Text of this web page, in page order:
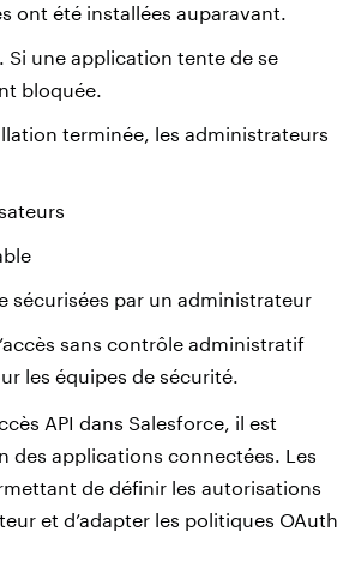
ont été installées auparavant.
une application tente de se
bloquée.
terminée, les administrateurs
sécurisées par un administrateur
sans contrôle administratif
les équipes de sécurité.
API dans Salesforce, il est
des applications connectées. Les
de définir les autorisations
et d’adapter les politiques OAuth